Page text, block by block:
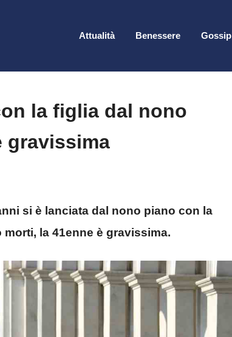
Attualità Benessere Gossip
la figlia dal nono
gravissima
si è lanciata dal nono piano con la
la 41enne è gravissima.